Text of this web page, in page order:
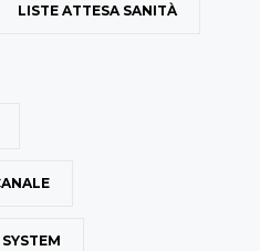
LISTE ATTESA SANITÀ